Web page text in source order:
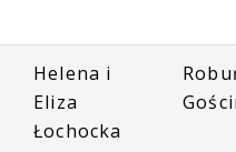
Helena i
Eliza
Łochocka